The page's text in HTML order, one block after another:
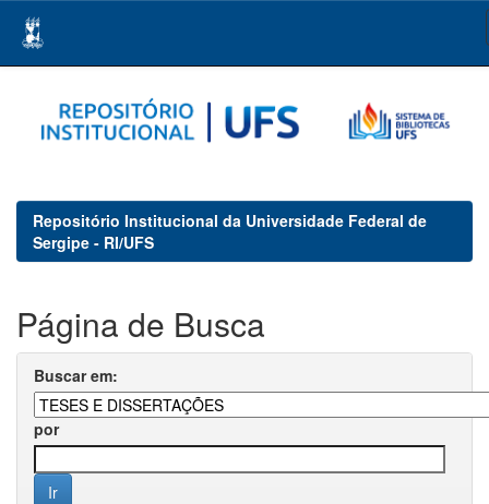
navigation
Repositório Institucional da Universidade Federal de
Sergipe - RI/UFS
Página de Busca
Buscar em:
por